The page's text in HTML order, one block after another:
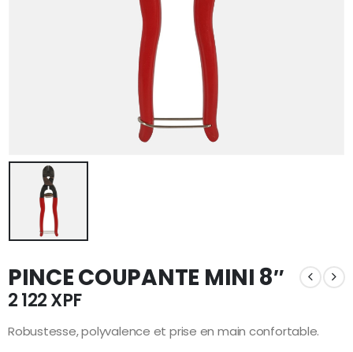
PINCE COUPANTE MINI 8″
2 122XPF
Robustesse, polyvalence et prise en main confortable.